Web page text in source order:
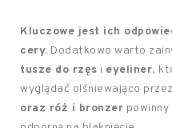
Kluczowe jest ich
cery. Dodatkowo warto
tusze do rzęs i eyeliner,
wyglądać olśniewająco przez
oraz róż i bronzer